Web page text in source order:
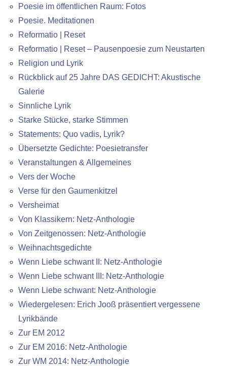
Poesie im öffentlichen Raum: Fotos
Poesie. Meditationen
Reformatio | Reset
Reformatio | Reset – Pausenpoesie zum Neustarten
Religion und Lyrik
Rückblick auf 25 Jahre DAS GEDICHT: Akustische
Galerie
Sinnliche Lyrik
Starke Stücke, starke Stimmen
Statements: Quo vadis, Lyrik?
Übersetzte Gedichte: Poesietransfer
Veranstaltungen & Allgemeines
Vers der Woche
Verse für den Gaumenkitzel
Versheimat
Von Klassikern: Netz-Anthologie
Von Zeitgenossen: Netz-Anthologie
Weihnachtsgedichte
Wenn Liebe schwant II: Netz-Anthologie
Wenn Liebe schwant III: Netz-Anthologie
Wenn Liebe schwant: Netz-Anthologie
Wiedergelesen: Erich Jooß präsentiert vergessene
Lyrikbände
Zur EM 2012
Zur EM 2016: Netz-Anthologie
Zur WM 2014: Netz-Anthologie